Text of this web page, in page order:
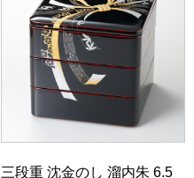
三段重 沈金のし 溜内朱 6.5